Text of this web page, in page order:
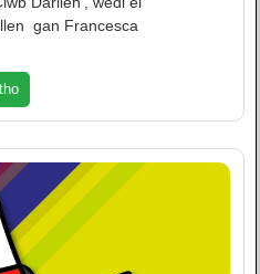
gan Francesca